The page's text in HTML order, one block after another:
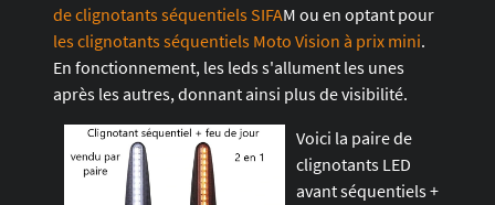
de clignotants séquentiels SIFAM ou en optant pour
les clignotants séquentiels Moto Vision à prix mini.
En fonctionnement, les leds s'allument les unes
après les autres, donnant ainsi plus de visibilité.
Voici la paire de
clignotants LED
avant séquentiels +